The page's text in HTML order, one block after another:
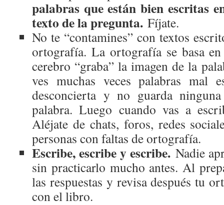
palabras que están bien escritas
texto de la pregunta. Fíjate.
No te “contamines” con textos
ortografía. La ortografía se basa
cerebro “graba” la imagen de la
ves muchas veces palabras mal
desconcierta y no guarda
palabra. Luego cuando vas a
Aléjate de chats, foros, redes
personas con faltas de ortografía.
Escribe, escribe y escribe. Nadie
sin practicarlo mucho antes. Al
las respuestas y revisa después tu
con el libro.